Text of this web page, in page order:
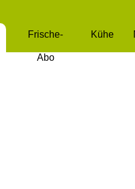
Frische-
Abo
Kühe